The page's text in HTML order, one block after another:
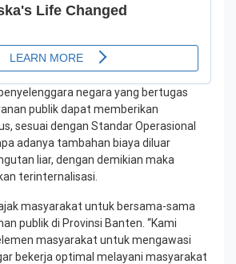
negara yang bertugas
publik dapat memberikan
sesuai dengan Standar Operasional
adanya tambahan biaya diluar
liar, dengan demikian maka
terinternalisasi.
masyarakat untuk bersama-sama
publik di Provinsi Banten. “Kami
masyarakat untuk mengawasi
bekerja optimal melayani masyarakat